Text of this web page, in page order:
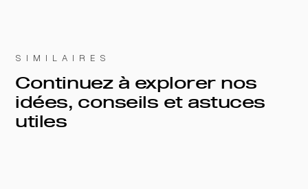
SIMILAIRES
Continuez à explorer nos
idées, conseils et astuces
utiles